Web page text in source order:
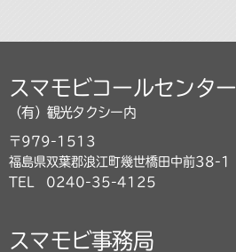
スマモビコールセンター
（有）観光タクシー内
〒979-1513
福島県双葉郡浪江町幾世橋田中前38-1
TEL 0240-35-4125
スマモビ事務局